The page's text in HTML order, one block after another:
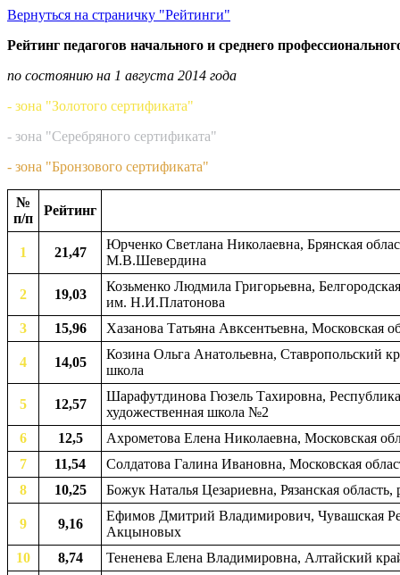
Вернуться на страничку "Рейтинги"
Рейтинг педагогов начального и среднего
по состоянию на 1 августа 2014 года
- зона "Золотого сертификата"
- зона "Серебряного сертификата"
- зона "Бронзового сертификата"
№
п/п
Рейтинг
1 21,47
Юрченко Светлана Николаевна, Брянская
М.В.Шевердина
2 19,03
Козьменко Людмила Григорьевна,
им. Н.И.Платонова
3
15,96 Хазанова Татьяна Авксентьевна, Московская
4 14,05
Козина Ольга Анатольевна, Ставропольский
школа
5 12,57
Шарафутдинова Гюзель Тахировна,
художественная школа №2
6
12,5
Ахрометова Елена Николаевна, Московская
7
11,54
Солдатова Галина Ивановна, Московская
8
10,25 Божук Наталья Цезариевна, Рязанская
9 9,16
Ефимов Дмитрий Владимирович, Чувашская
Акцыновых
10
8,74
Тененева Елена Владимировна, Алтайский